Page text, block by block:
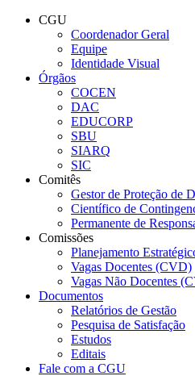
Conteúdo principal
CGU
Coordenador Geral
Equipe
Identidade Visual
Órgãos
COCEN
DAC
EDUCORP
SBU
SIARQ
SIC
Comitês
Gestor de Proteção de
Científico de
Permanente de
Comissões
Planejamento
Vagas Docentes (CVD)
Vagas Não Docentes
Documentos
Relatórios de Gestão
Pesquisa de Satisfação
Estudos
Editais
Fale com a CGU